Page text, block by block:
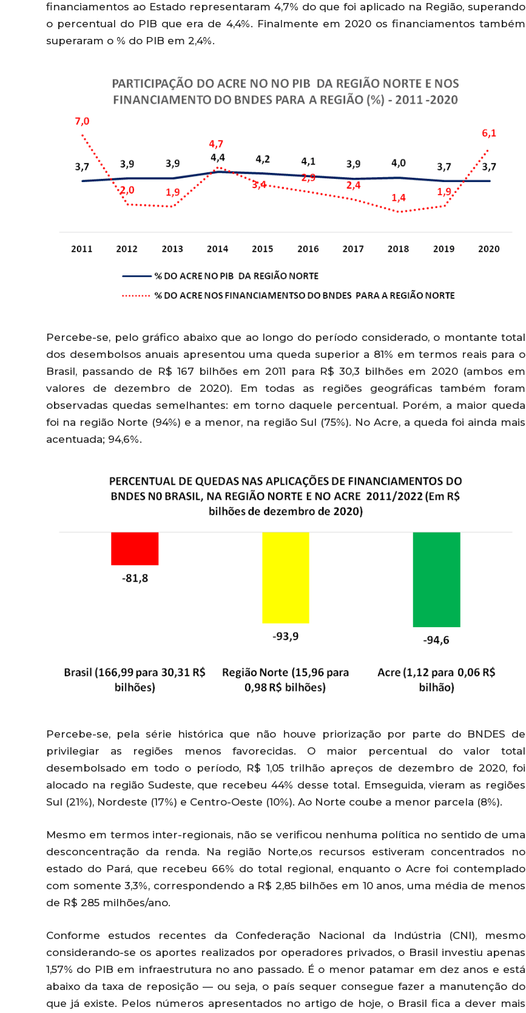
financiamentos ao Estado representaram 4,7% do que foi aplicado na Região, superando
o percentual do PIB que era de 4,4%. Finalmente em 2020 os financiamentos também
superaram o % do PIB em 2,4%.
Percebe-se, pelo gráfico abaixo que ao longo do período considerado, o montante total
dos desembolsos anuais apresentou uma queda superior a 81% em termos reais para o
Brasil, passando de R$ 167 bilhões em 2011 para R$ 30,3 bilhões em 2020 (ambos em
valores de dezembro de 2020). Em todas as regiões geográficas também foram
observadas quedas semelhantes: em torno daquele percentual. Porém, a maior queda
foi na região Norte (94%) e a menor, na região Sul (75%). No Acre, a queda foi ainda mais
acentuada; 94,6%.
Percebe-se, pela série histórica que não houve priorização por parte do BNDES de
privilegiar as regiões menos favorecidas. O maior percentual do valor total
desembolsado em todo o período, R$ 1,05 trilhão apreços de dezembro de 2020, foi
alocado na região Sudeste, que recebeu 44% desse total. Emseguida, vieram as regiões
Sul (21%), Nordeste (17%) e Centro-Oeste (10%). Ao Norte coube a menor parcela (8%).
Mesmo em termos inter-regionais, não se verificou nenhuma política no sentido de uma
desconcentração da renda. Na região Norte,os recursos estiveram concentrados no
estado do Pará, que recebeu 66% do total regional, enquanto o Acre foi contemplado
com somente 3,3%, correspondendo a R$ 2,85 bilhões em 10 anos, uma média de menos
de R$ 285 milhões/ano.
Conforme estudos recentes da Confederação Nacional da Indústria (CNI), mesmo
considerando-se os aportes realizados por operadores privados, o Brasil investiu apenas
1,57% do PIB em infraestrutura no ano passado. É o menor patamar em dez anos e está
abaixo da taxa de reposição — ou seja, o país sequer consegue fazer a manutenção do
que já existe. Pelos números apresentados no artigo de hoje, o Brasil fica a dever mais